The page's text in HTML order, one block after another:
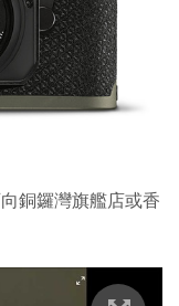
銅鑼灣旗艦店或香